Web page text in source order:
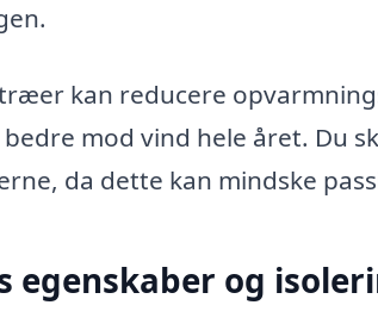
kan reducere
mod vind hele året. Du
da dette kan mindske
egenskaber og